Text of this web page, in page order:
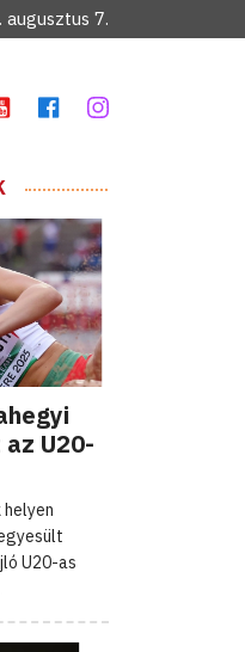
augusztus 7.
U20-
helyen
U20-as